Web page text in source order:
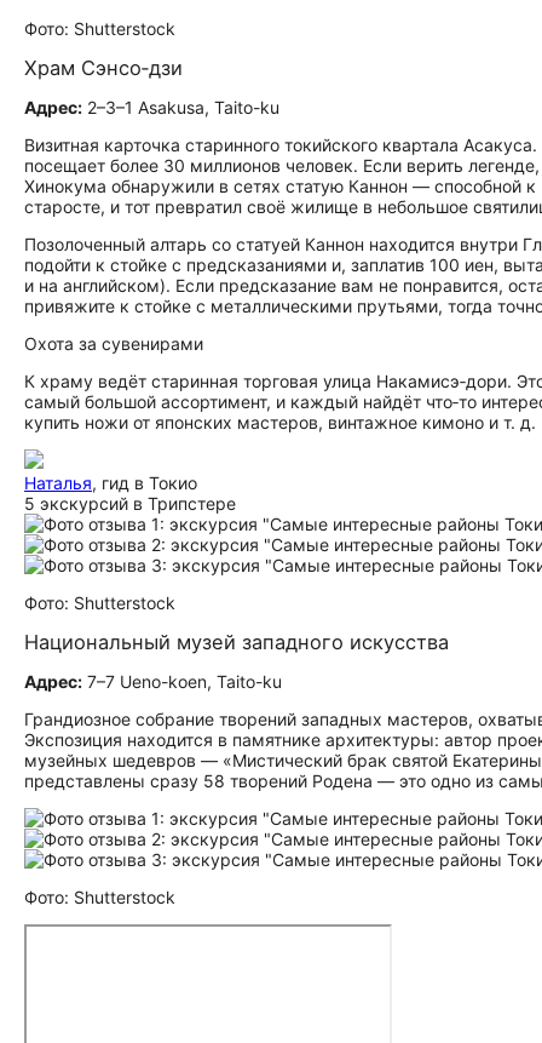
Фото: Shutterstock
Храм Сэнсо‑дзи
Адрес: 2–3–1 Asakusa, Taito-ku
Визитная карточка старинного токийского квартала
посещает более 30 миллионов человек. Если верить
Хинокума обнаружили в сетях статую Каннон — способной
старосте, и тот превратил своё жилище в небольшое
Позолоченный алтарь со статуей Каннон находится внутри
подойти к стойке с предсказаниями и, заплатив 100 иен,
и на английском). Если предсказание вам не понравится,
привяжите к стойке с металлическими прутьями, тогда
Охота за сувенирами
К храму ведёт старинная торговая улица Накамисэ‑дори.
самый большой ассортимент, и каждый найдёт что‑то
купить ножи от японских мастеров, винтажное кимоно и т.
Наталья, гид в Токио
5 экскурсий в Трипстере
Фото: Shutterstock
Национальный музей западного искусства
Адрес: 7–7 Ueno-koen, Taito-ku
Грандиозное собрание творений западных мастеров,
Экспозиция находится в памятнике архитектуры: автор
музейных шедевров — «Мистический брак святой
представлены сразу 58 творений Родена — это одно из
Фото: Shutterstock